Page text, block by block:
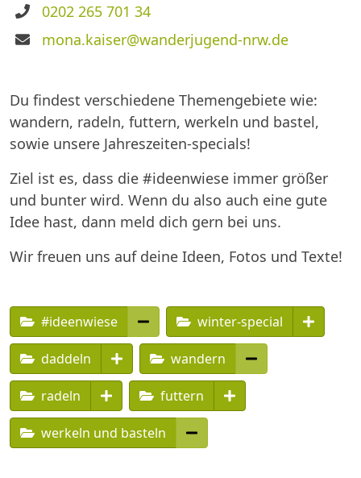
Telefon
0202 265 701 34
E-
mona.kaiser@wanderjugend-nrw.de
Du findest verschiedene Themengebiete wie:
wandern, radeln, futtern, werkeln und bastel,
sowie unsere Jahreszeiten-specials!
Ziel ist es, dass die #ideenwiese immer größer
und bunter wird. Wenn du also auch eine gute
Idee hast, dann meld dich gern bei uns.
Wir freuen uns auf deine Ideen, Fotos und Texte!
#ideenwiese winter-special
daddeln wandern
radeln futtern
werkeln und basteln